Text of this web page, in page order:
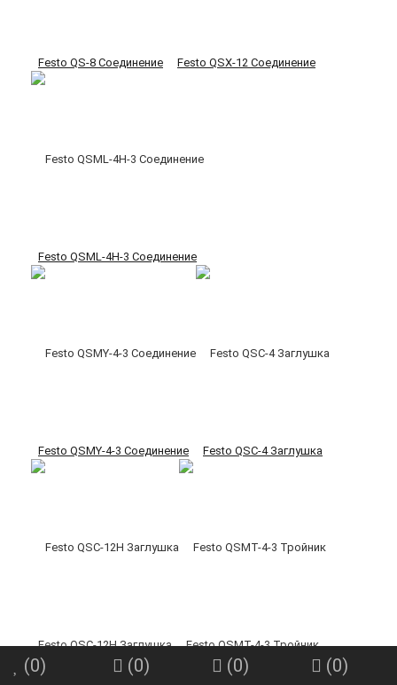
Festo QS-8 Соединение Festo QSX-12 Соединение
Festo QSML-4H-3 Соединение
Festo QSMY-4-3 Соединение Festo QSC-4 Заглушка
Festo QSC-12H Заглушка Festo QSMT-4-3 Тройник
(0) (0) (0) (0)